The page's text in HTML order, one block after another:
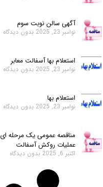
آگهی سالن نوبت سوم
نوامبر 23, 2025 بدون دیدگاه
استعلام بها آسفالت معابر
نوامبر 23, 2025 بدون دیدگاه
استعلام بها
نوامبر 23, 2025 بدون دیدگاه
مناقصه عمومی یک مرحله ای
عملیات روکش آسفالت
اکتبر 6, 2025 بدون دیدگاه